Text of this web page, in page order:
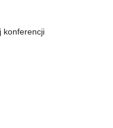
konferencji